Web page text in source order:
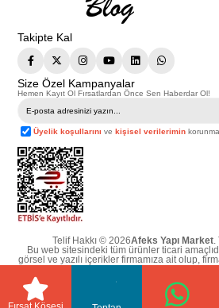
Takipte Kal
Size Özel Kampanyalar
Hemen Kayıt Ol Fırsatlardan Önce Sen Haberdar Ol!
Üyelik koşullarını vekişisel verilerimin
Telif Hakkı © 2026Afeks Yapı Market.
Bu web sitesindeki tüm ürünler ticari
görsel ve yazılı içerikler firmamıza ait olup,
hiçbir yazılı/görsel içerik, logo,
başka yerlerde kullanılamaz. İçeriklerin izin
kullanılması 5846 sayılı Fikir ve Sanat